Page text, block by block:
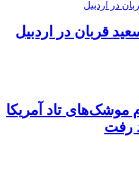
قربان در اردبیل
موشک‌های تاد آمریکا